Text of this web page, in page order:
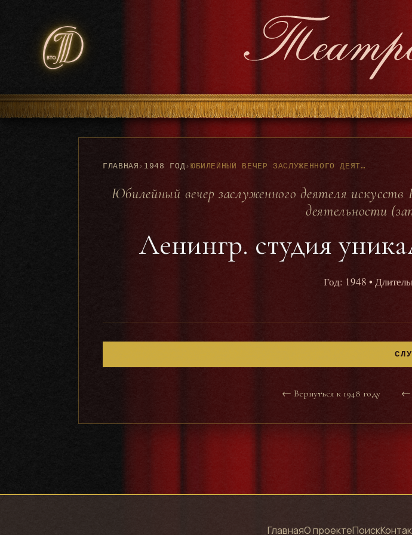
ГЛАВНАЯ › 1948 ГОД› ЮБИЛЕЙНЫЙ ВЕЧЕР ЗАСЛУЖЕННОГО ДЕЯТЕЛЯ ИСКУССТВ ЕЛИЗАВЕТЫ ИВАНОВНЫ ТИМЕ, К 40Л. ТЕАТРАЛЬНОЙ ДЕЯТЕЛЬНОСТИ (ЗАП. С ЦЕЛЛУЛОИДА - ЛЕНИНГР. СТУДИЯ УНИКАЛЬНЫХ ЗАПИСЕЙ (1948Г)
Юбилейный вечер заслуженного деятеля
деятельности
Ленингр. студия
Год: 1948 •
← Вернуться к 1948 году ←
ГлавнаяО проектеПоиск